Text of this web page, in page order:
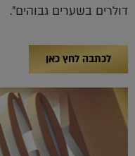
דולרים בשערים גבוהים".
לכתבה לחץ כאן